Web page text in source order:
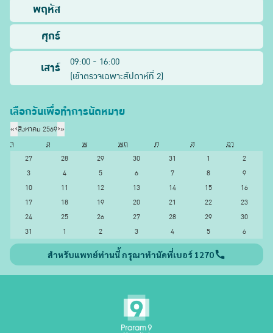
พฤหัส
ศุกร์
เสาร์
09:00 - 16:00
(เข้าตรวจเฉพาะสัปดาห์ที่ 2)
เลือกวันเพื่อทำการนัดหมาย
«‹สิงหาคม 2569›»
จ
อ พ พฤ ศ ส
อา
27
28 29 30 31 1
2
3
4 5 6 7 8
9
10
11 12 13 14 15
16
17
18 19 20 21 22
23
24
25 26 27 28 29
30
31
1 2 3 4 5 6
สำหรับแพทย์ท่านนี้ กรุณาทำนัดที่เบอร์ 1270